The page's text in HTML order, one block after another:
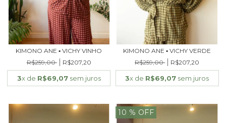
KIMONO ANE ▪ VICHY VINHO
R$259,00
R$207,20
3x de R$69,07sem juros
KIMONO ANE ▪ VICHY VERDE
R$259,00
R$207,20
3x de R$69,07 sem juros
10 % OFF